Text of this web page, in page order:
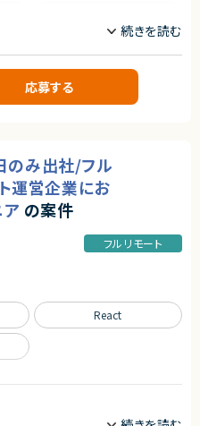
の募集になります
ります！※事業部は異なります
ェクトを見ることができます。
のツール開発経験（3年以上）
り、要件を形にした経験（BPR経験
用した開発経験
できます
トマネージャー
ジニア/SRE
サイドエンジニア
いて、企画・設計から改善まで、プ
ンです。
マネジメント
サポート支援
クト品質の担保
なぐ横断的な役割
ビジネスの基盤として長く使われ
プロダクトであり、さらにその中心メ
Spring Boot
応募する
み出社/フル
運営企業にお
の案件
フルリモート
React